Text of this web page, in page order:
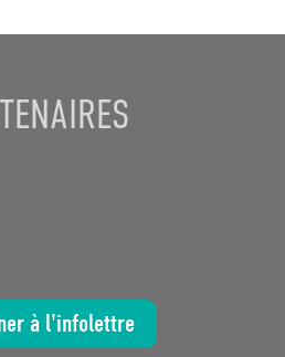
à l'infolettre